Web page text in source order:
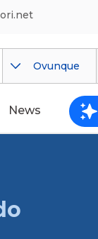
Ovunque
News